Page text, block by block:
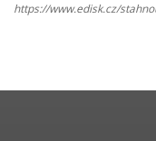
https://www.edisk.cz/